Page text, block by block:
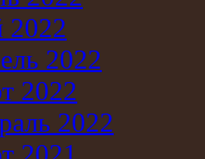
2022
2022
2022